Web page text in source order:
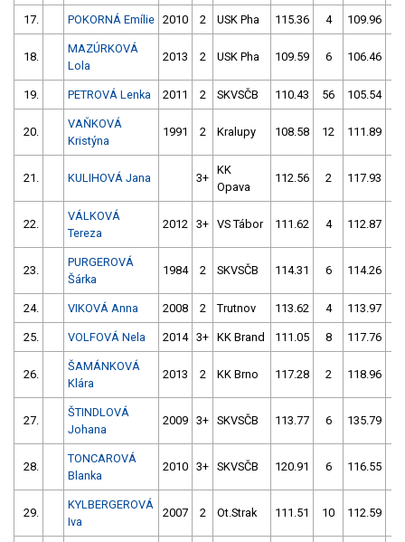
17. POKORNÁ Emílie 2010 2 USK Pha 115.36 4 109.96
18.
MAZÚRKOVÁ
Lola
2013 2 USK Pha 109.59 6 106.46
19. PETROVÁ Lenka 2011 2 SKVSČB 110.43 56 105.54
20.
VAŇKOVÁ
Kristýna
1991 2 Kralupy 108.58 12 111.89
21. KULIHOVÁ Jana 3+
KK
Opava
112.56 2 117.93
22.
VÁLKOVÁ
Tereza
2012 3+ VS Tábor 111.62 4 112.87
23.
PURGEROVÁ
Šárka
1984 2 SKVSČB 114.31 6 114.26
24. VIKOVÁ Anna 2008 2 Trutnov 113.62 4 113.97
25. VOLFOVÁ Nela 2014 3+ KK Brand 111.05 8 117.76
26.
ŠAMÁNKOVÁ
Klára
2013 2 KK Brno 117.28 2 118.96
27.
ŠTINDLOVÁ
Johana
2009 3+ SKVSČB 113.77 6 135.79
28.
TONCAROVÁ
Blanka
2010 3+ SKVSČB 120.91 6 116.55
29.
KYLBERGEROVÁ
Iva
2007 2 Ot.Strak 111.51 10 112.59